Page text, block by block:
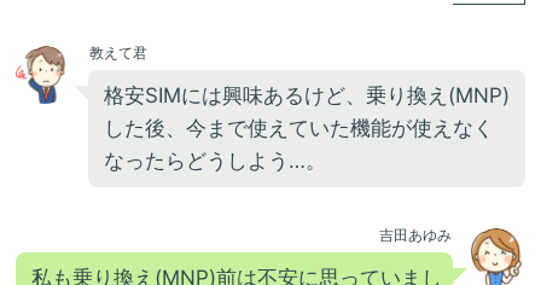
教えて君
格安SIMには興味あるけど、乗り換え(MNP)
した後、今まで使えていた機能が使えなく
なったらどうしよう…。
吉田あゆみ
私も乗り換え(MNP)前は不安に思っていまし